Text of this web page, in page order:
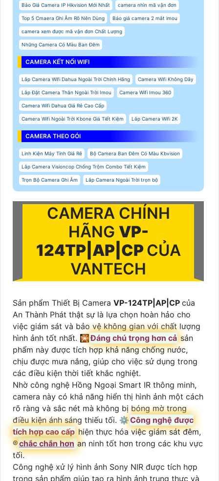
Báo Giá Camera IP Hikvision Mới Nhất camera nhìn mã vận đơn
Top 5 Cmaera Ghi Âm Rõ Nên Dùng Báo giá camera 2 mắt imou
camera xem được mã vận đơn Chất Lượng
Những Camera Có Màu Ban Đêm
CAMERA KẾT NỐI WIFI
Lắp Camera Wifi Dahua Ngoài Trời Chính Hãng Camera Wifi Không Dây
Lắp Đặt Camera Thân Ngoài Trời Imou Camera Wifi Imou 360
Camera Wifi Dahua Giá Rẻ Cao Cấp
Camera Wifi Ngoài Trời Kbone Giá Tiết Kiệm Lắp Camera Wifi 2K
CAMERA THEO GÓI
Linh Kiện Máy Tính Giá Rẻ Bộ Camera Ban Đêm Có Màu Kbvision
Lắp Camera Visioncop Chống Trộm Combo Tiết Kiệm
Trọn Bộ Camera Ghi Âm Lắp Camera Ngoài Trời trọn bộ
CAMERA CHÍNH
HÃNG VP-
124TP|AP|CPCỦA
VANTECH
Sản phẩm Thiết Bị Camera VP-124TP|AP|CP của
An Thành Phát thật sự là lựa chọn hoàn hảo cho
việc giám sát và bảo vệ không gian với chất lượng
hình ảnh tốt nhất. 🎇Đáng chú trọng hơn cả sản
phẩm này được tích hợp khả năng chống nước,
chịu được mưa nắng, giúp cho việc sử dụng trong
các điều kiện thời tiết khắc nghiệt.
Nhờ công nghệ Hồng Ngoại Smart IR thông minh,
camera này có khả năng hiển thị hình ảnh một cách
rõ ràng và sắc nét mà không bị bóng mờ trong
điều kiện ánh sáng thiếu tối. ⚙Công nghệ được
tích hợp cao cấphiện thực hóa việc giám sát đêm,
®️chắc chắn hơn an ninh tốt hơn trong các khu vực
tối.
Công nghệ xử lý hình ảnh Sony NIR được tích hợp
trong sản phẩm giúp tạo ra hình ảnh trung thực và